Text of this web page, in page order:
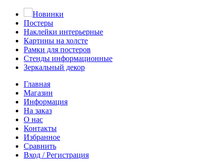
Новинки
Постеры
Наклейки интерьерные
Картины на холсте
Рамки для постеров
Стенды информационные
Зеркальный декор
Главная
Магазин
Информация
На заказ
О нас
Контакты
Избранное
Сравнить
Вход / Регистрация